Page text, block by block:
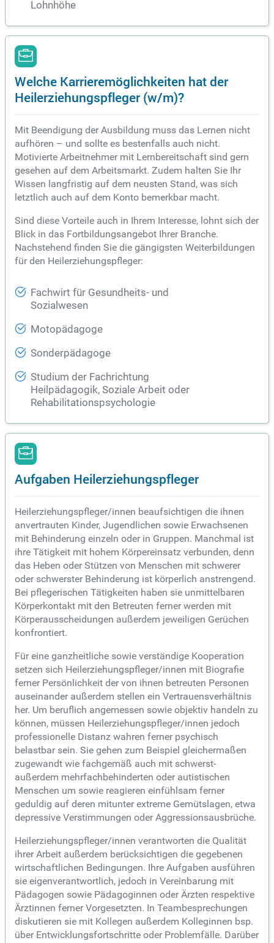
Lohnhöhe
Welche Karrieremöglichkeiten hat der
Heilerziehungspfleger (w/m)?
Mit Beendigung der Ausbildung muss das Lernen nicht
aufhören – und sollte es bestenfalls auch nicht.
Motivierte Arbeitnehmer mit Lernbereitschaft sind gern
gesehen auf dem Arbeitsmarkt. Zudem halten Sie Ihr
Wissen langfristig auf dem neusten Stand, was sich
letztlich auch auf dem Konto bemerkbar macht.
Sind diese Vorteile auch in Ihrem Interesse, lohnt sich der
Blick in das Fortbildungsangebot Ihrer Branche.
Nachstehend finden Sie die gängigsten Weiterbildungen
für den Heilerziehungspfleger:
Fachwirt für Gesundheits- und
Sozialwesen
Motopädagoge
Sonderpädagoge
Studium der Fachrichtung
Heilpädagogik, Soziale Arbeit oder
Rehabilitationspsychologie
Aufgaben Heilerziehungspfleger
Heilerziehungspfleger/innen beaufsichtigen die ihnen
anvertrauten Kinder, Jugendlichen sowie Erwachsenen
mit Behinderung einzeln oder in Gruppen. Manchmal ist
ihre Tätigkeit mit hohem Körpereinsatz verbunden, denn
das Heben oder Stützen von Menschen mit schwerer
oder schwerster Behinderung ist körperlich anstrengend.
Bei pflegerischen Tätigkeiten haben sie unmittelbaren
Körperkontakt mit den Betreuten ferner werden mit
Körperausscheidungen außerdem jeweiligen Gerüchen
konfrontiert.
Für eine ganzheitliche sowie verständige Kooperation
setzen sich Heilerziehungspfleger/innen mit Biografie
ferner Persönlichkeit der von ihnen betreuten Personen
auseinander außerdem stellen ein Vertrauensverhältnis
her. Um beruflich angemessen sowie objektiv handeln zu
können, müssen Heilerziehungspfleger/innen jedoch
professionelle Distanz wahren ferner psychisch
belastbar sein. Sie gehen zum Beispiel gleichermaßen
zugewandt wie fachgemäß auch mit schwerst-
außerdem mehrfachbehinderten oder autistischen
Menschen um sowie reagieren einfühlsam ferner
geduldig auf deren mitunter extreme Gemütslagen, etwa
depressive Verstimmungen oder Aggressionsausbrüche.
Heilerziehungspfleger/innen verantworten die Qualität
ihrer Arbeit außerdem berücksichtigen die gegebenen
wirtschaftlichen Bedingungen. Ihre Aufgaben ausführen
sie eigenverantwortlich, jedoch in Vereinbarung mit
Pädagogen sowie Pädagoginnen oder Ärzten respektive
Ärztinnen ferner Vorgesetzten. In Teambesprechungen
diskutieren sie mit Kollegen außerdem Kolleginnen bsp.
über Entwicklungsfortschritte oder Problemfälle. Darüber